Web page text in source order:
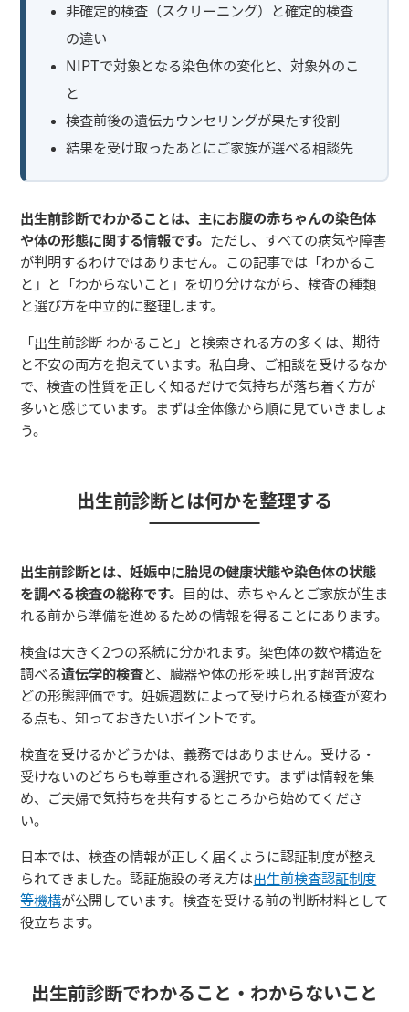
非確定的検査（スクリーニング）と確定的検査
の違い
NIPTで対象となる染色体の変化と、対象外のこ
と
検査前後の遺伝カウンセリングが果たす役割
結果を受け取ったあとにご家族が選べる相談先
出生前診断でわかることは、主にお腹の赤ちゃんの染色体
や体の形態に関する情報です。 ただし、すべての病気や障害
が判明するわけではありません。この記事では「わかるこ
と」と「わからないこと」を切り分けながら、検査の種類
と選び方を中立的に整理します。
「出生前診断 わかること」と検索される方の多くは、期待
と不安の両方を抱えています。私自身、ご相談を受けるなか
で、検査の性質を正しく知るだけで気持ちが落ち着く方が
多いと感じています。まずは全体像から順に見ていきましょ
う。
出生前診断とは何かを整理する
出生前診断とは、妊娠中に胎児の健康状態や染色体の状態
を調べる検査の総称です。
目的は、赤ちゃんとご家族が生ま
れる前から準備を進めるための情報を得ることにあります。
検査は大きく2つの系統に分かれます。染色体の数や構造を
調べる遺伝学的検査と、臓器や体の形を映し出す超音波な
どの形態評価です。妊娠週数によって受けられる検査が変わ
る点も、知っておきたいポイントです。
検査を受けるかどうかは、義務ではありません。受ける・
受けないのどちらも尊重される選択です。まずは情報を集
め、ご夫婦で気持ちを共有するところから始めてくださ
い。
日本では、検査の情報が正しく届くように認証制度が整え
られてきました。認証施設の考え方は出生前検査認証制度
等機構が公開しています。検査を受ける前の判断材料として
役立ちます。
出生前診断でわかること・わからないこと